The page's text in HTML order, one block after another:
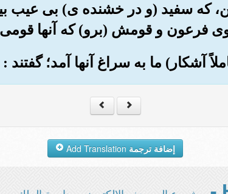
که سفید (و در خشنده ی) بی عیب
فرعون و قومش (برو) که آنها قومی
إضافة ترجمة